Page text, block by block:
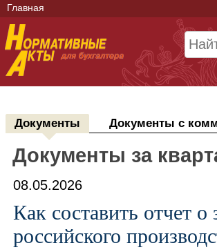
Главная
Документы Документы с
Документы за
08.05.2026
Как составить отчет о
российского